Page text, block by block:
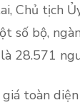
Chủ tịch
số bộ,
28.571
toàn